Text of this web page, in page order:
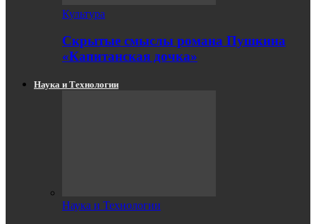
Культура
Скрытые смыслы романа Пушкина
«Капитанская дочка»
Наука и Технологии
Наука и Технологии